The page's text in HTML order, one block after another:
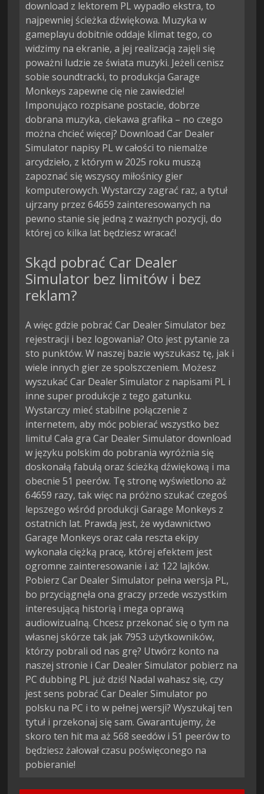
download z lektorem PL wypadło ekstra, to
najpewniej ścieżka dźwiękowa. Muzyka w
gameplayu dobitnie oddaje klimat tego, co
widzimy na ekranie, a jej realizacją zajęli się
poważni ludzie ze świata muzyki. Jeżeli cenisz
sobie soundtracki, to produkcja Garage
Monkeys zapewne cię nie zawiedzie!
Imponująco rozpisane postacie, dobrze
dobrana muzyka, ciekawa grafika – no czego
można chcieć więcej? Download Car Dealer
Simulator napisy PL w całości to niemalże
arcydzieło, z którym w 2025 roku muszą
zapoznać się wszyscy miłośnicy gier
komputerowych. Wystarczy zagrać raz, a tytuł
ujrzany przez 64659 zainteresowanych na
pewno stanie się jedną z ważnych pozycji, do
której co kilka lat będziesz wracać!
Skąd pobrać Car Dealer
Simulator bez limitów i bez
reklam?
A więc gdzie pobrać Car Dealer Simulator bez
rejestracji i bez logowania? Oto jest pytanie za
sto punktów. W naszej bazie wyszukasz tę, jak i
wiele innych gier ze spolszczeniem. Możesz
wyszukać Car Dealer Simulator z napisami PL i
inne super produkcje z tego gatunku.
Wystarczy mieć stabilne połączenie z
internetem, aby móc pobierać wszystko bez
limitu! Cała gra Car Dealer Simulator download
w języku polskim do pobrania wyróżnia się
doskonałą fabułą oraz ścieżką dźwiękową i ma
obecnie 51 peerów. Tę stronę wyświetlono aż
64659 razy, tak więc na próżno szukać czegoś
lepszego wśród produkcji Garage Monkeys z
ostatnich lat. Prawdą jest, że wydawnictwo
Garage Monkeys oraz cała reszta ekipy
wykonała ciężką pracę, której efektem jest
ogromne zainteresowanie i aż 122 lajków.
Pobierz Car Dealer Simulator pełna wersja PL,
bo przyciągnęła ona graczy przede wszystkim
interesującą historią i mega oprawą
audiowizualną. Chcesz przekonać się o tym na
własnej skórze tak jak 7953 użytkowników,
którzy pobrali od nas grę? Utwórz konto na
naszej stronie i Car Dealer Simulator pobierz na
PC dubbing PL już dziś! Nadal wahasz się, czy
jest sens pobrać Car Dealer Simulator po
polsku na PC i to w pełnej wersji? Wyszukaj ten
tytuł i przekonaj się sam. Gwarantujemy, że
skoro ten hit ma aż 568 seedów i 51 peerów to
będziesz żałował czasu poświęconego na
pobieranie!